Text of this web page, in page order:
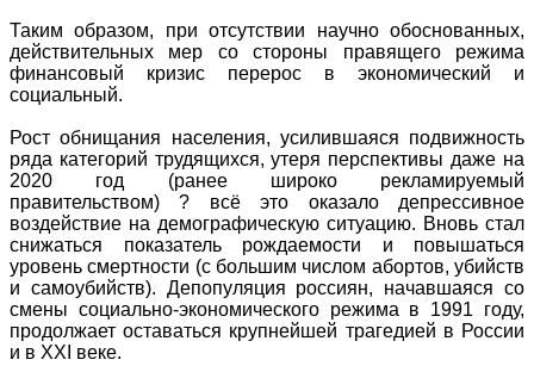
Таким образом, при отсутствии научно обоснованных,
действительных мер со стороны правящего режима
финансовый кризис перерос в экономический и
социальный.
Рост обнищания населения, усилившаяся подвижность
ряда категорий трудящихся, утеря перспективы даже на
2020 год (ранее широко рекламируемый
правительством) ? всё это оказало депрессивное
воздействие на демографическую ситуацию. Вновь стал
снижаться показатель рождаемости и повышаться
уровень смертности (с большим числом абортов, убийств
и самоубийств). Депопуляция россиян, начавшаяся со
смены социально-экономического режима в 1991 году,
продолжает оставаться крупнейшей трагедией в России
и в XXI веке.